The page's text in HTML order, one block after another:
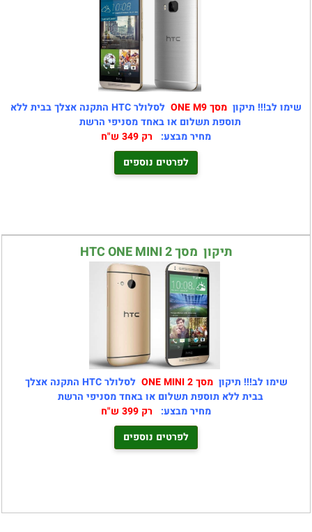
שימו לב!!! תיקון מסך ONE M9
לסלולר HTC התקנה אצלך בבית ללא
תוספת תשלום או באחד מסניפי הרשת
מחיר מבצע: רק 349 ש"ח
לפרטים נוספים
תיקון מסך HTC ONE MINI 2
שימו לב!!! תיקון מסך ONE MINI 2
לסלולר HTC התקנה אצלך
בבית ללא תוספת תשלום או באחד מסניפי הרשת
מחיר מבצע: רק 399 ש"ח
לפרטים נוספים